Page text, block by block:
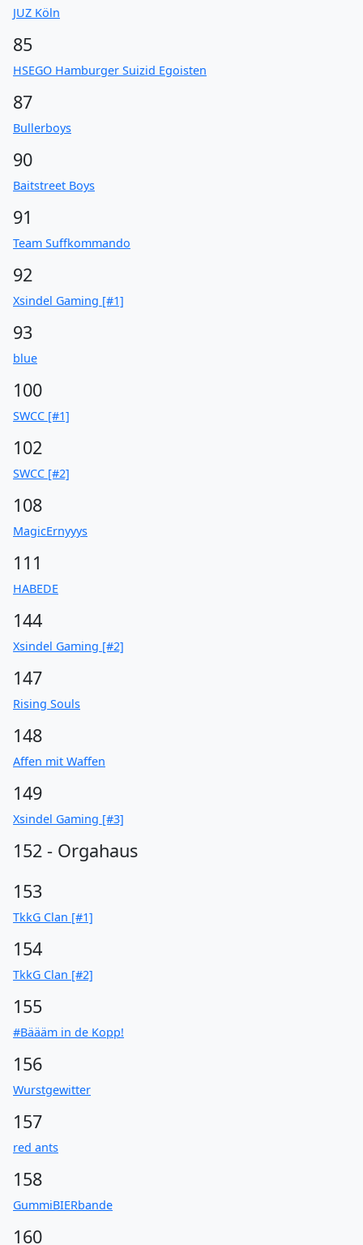
JUZ Köln
85
HSEGO Hamburger Suizid Egoisten
87
Bullerboys
90
Baitstreet Boys
91
Team Suffkommando
92
Xsindel Gaming [#1]
93
blue
100
SWCC [#1]
102
SWCC [#2]
108
MagicErnyyys
111
HABEDE
144
Xsindel Gaming [#2]
147
Rising Souls
148
Affen mit Waffen
149
Xsindel Gaming [#3]
152 - Orgahaus
153
TkkG Clan [#1]
154
TkkG Clan [#2]
155
#Bäääm in de Kopp!
156
Wurstgewitter
157
red ants
158
GummiBIERbande
160